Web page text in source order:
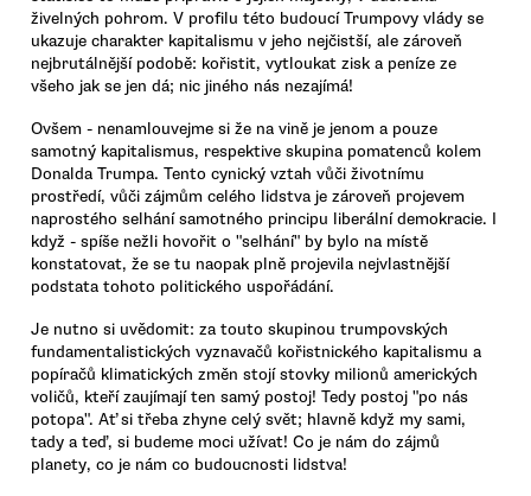
živelných pohrom. V profilu této budoucí Trumpovy vlády se
ukazuje charakter kapitalismu v jeho nejčistší, ale zároveň
nejbrutálnější podobě: kořistit, vytloukat zisk a peníze ze
všeho jak se jen dá; nic jiného nás nezajímá!
Ovšem - nenamlouvejme si že na vině je jenom a pouze
samotný kapitalismus, respektive skupina pomatenců kolem
Donalda Trumpa. Tento cynický vztah vůči životnímu
prostředí, vůči zájmům celého lidstva je zároveň projevem
naprostého selhání samotného principu liberální demokracie. I
když - spíše nežli hovořit o "selhání" by bylo na místě
konstatovat, že se tu naopak plně projevila nejvlastnější
podstata tohoto politického uspořádání.
Je nutno si uvědomit: za touto skupinou trumpovských
fundamentalistických vyznavačů kořistnického kapitalismu a
popíračů klimatických změn stojí stovky milionů amerických
voličů, kteří zaujímají ten samý postoj! Tedy postoj "po nás
potopa". Ať si třeba zhyne celý svět; hlavně když my sami,
tady a teď, si budeme moci užívat! Co je nám do zájmů
planety, co je nám co budoucnosti lidstva!